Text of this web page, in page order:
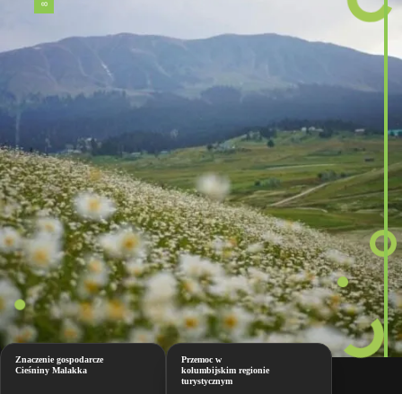
Znaczenie gospodarcze
Cieśniny Malakka
Przemoc w
kolumbijskim regionie
turystycznym